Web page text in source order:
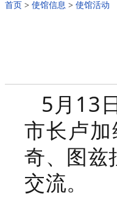
首页 > 使馆信息 > 使馆活动
5月13
市长卢
奇、图兹
交流。